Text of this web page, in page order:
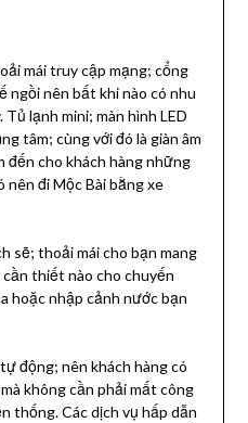
mái truy cập mạng; cổng
ngồi nên bất khi nào có nhu
lạnh mini; màn hình LED
tâm; cùng với đó là giàn âm
đến cho khách hàng những
đi Mộc Bài bằng xe
sẽ; thoải mái cho bạn mang
thiết nào cho chuyến
hoặc nhập cảnh nước bạn
động; nên khách hàng có
không cần phải mất công
thống. Các dịch vụ hấp dẫn